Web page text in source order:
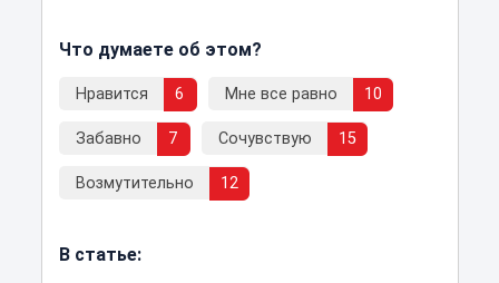
Что думаете об этом?
Нравится 6 Мне все равно 10
Забавно 7 Сочувствую 15
Возмутительно 12
В статье: